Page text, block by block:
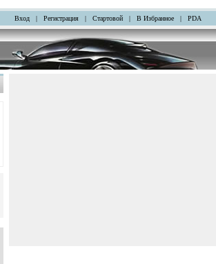
Вход | Регистрация | Стартовой | В Избранное | PDA